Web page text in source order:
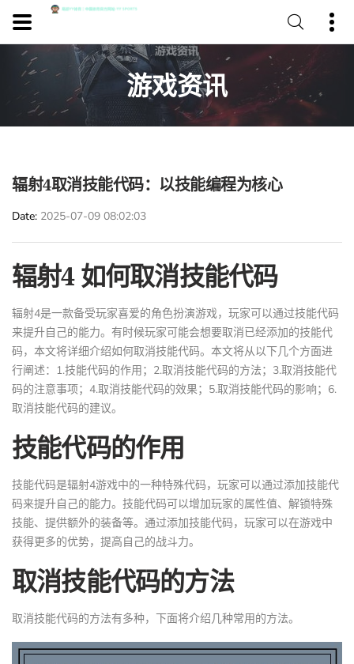
游戏资讯
辐射4取消技能代码：以技能编程为核心
Date 2025-07-09 08:02:03
辐射4 如何取消技能代码
辐射4是一款备受玩家喜爱的角色扮演游戏，玩家可以通过技能代码
来提升自己的能力。有时候玩家可能会想要取消已经添加的技能代
码，本文将详细介绍如何取消技能代码。本文将从以下几个方面进
行阐述：1.技能代码的作用；2.取消技能代码的方法；3.取消技能代
码的注意事项；4.取消技能代码的效果；5.取消技能代码的影响；6.
取消技能代码的建议。
技能代码的作用
技能代码是辐射4游戏中的一种特殊代码，玩家可以通过添加技能代
码来提升自己的能力。技能代码可以增加玩家的属性值、解锁特殊
技能、提供额外的装备等。通过添加技能代码，玩家可以在游戏中
获得更多的优势，提高自己的战斗力。
取消技能代码的方法
取消技能代码的方法有多种，下面将介绍几种常用的方法。